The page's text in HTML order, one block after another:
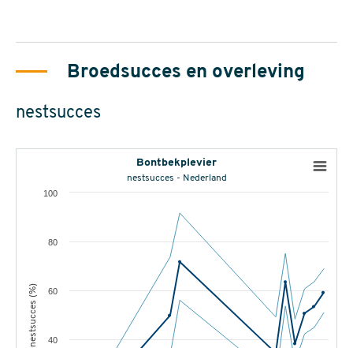
Broedsucces en overleving
nestsucces
nestsucces (%)
Bontbekplevier
nestsucces - Nederland
40
60
80
100